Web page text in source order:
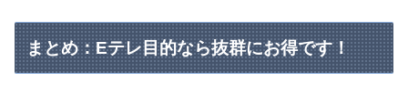
まとめ：Eテレ目的なら抜群にお得です！